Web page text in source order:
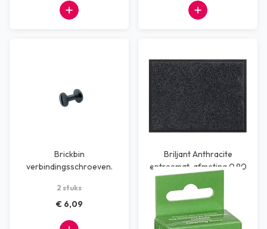
Brickbin
verbindingsschroeven.
2 stuks
€ 6,09
Briljant Anthracite
entreemat, afmeting 0.90
pc
€ 63,64